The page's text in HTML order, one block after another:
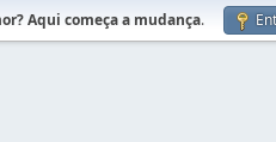
Aqui começa a mudança.